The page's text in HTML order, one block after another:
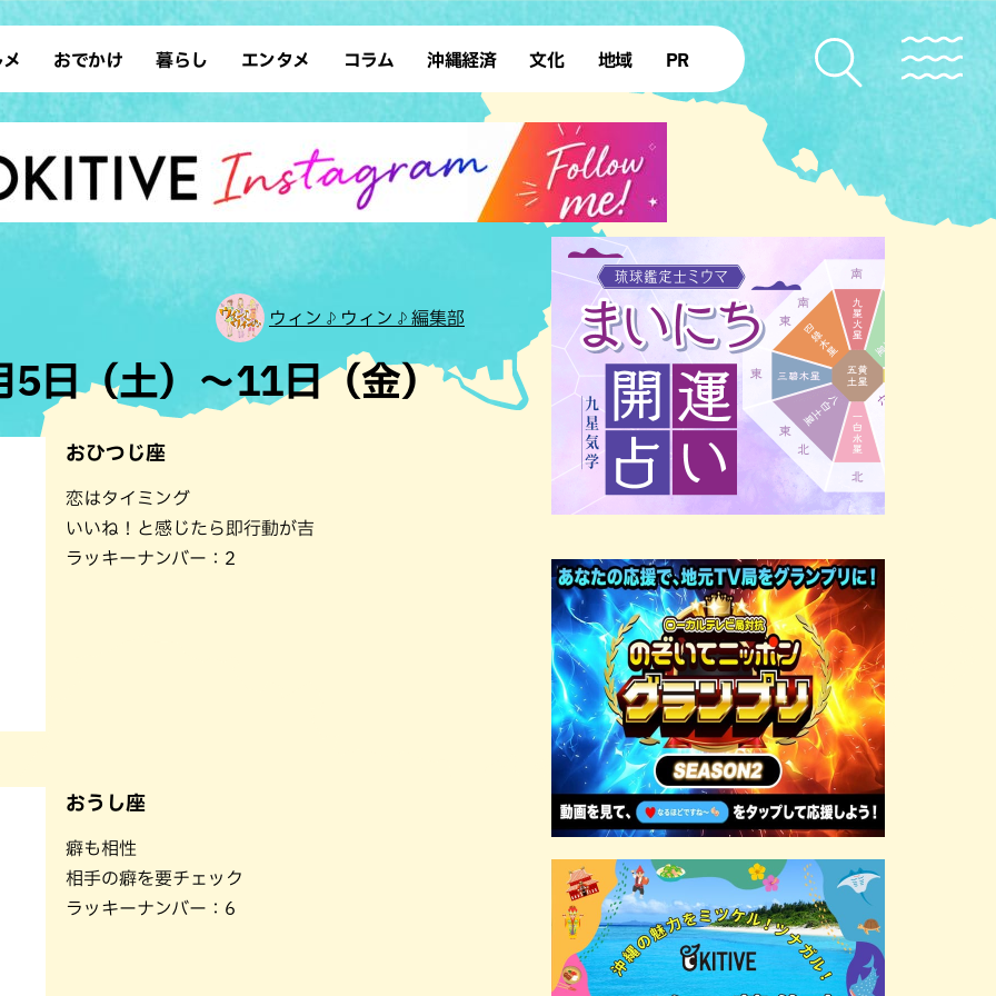
ン 沖縄そば
ウト カフェ
和食・日本料理
イタリアン
フレンチ
・焼肉 焼鳥・串料理
肉料理 居酒屋・バー
イキング スイーツ
カレー
タコス・タコライス
おでかけ
デート ドライブ
散歩 ソロ活
歴史
アート
ホテル
サウナ 公園
暮らし
レシピ SDGs
ファッション ローカルニュース
沖縄移住 沖縄旧暦行事
エンタメ
スポーツ 占い
タレント・芸人 テレビ
コラム 沖縄経済 文化
復帰50年
地域
本島北部
本島南部 先島諸島
北部離島
PR
ウィン♪ウィン♪編集部
日（土）～11日（金）
おひつじ座
恋はタイミング
いいね！と感じたら即行動が吉
ラッキーナンバー：2
おうし座
癖も相性
相手の癖を要チェック
ラッキーナンバー：6